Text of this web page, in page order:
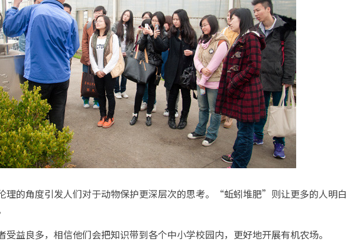
理的角度引发人们对于动物保护更深层次的思考。“蚯蚓堆肥”则让更多的人明白
受益良多，相信他们会把知识带到各个中小学校园内，更好地开展有机农场。